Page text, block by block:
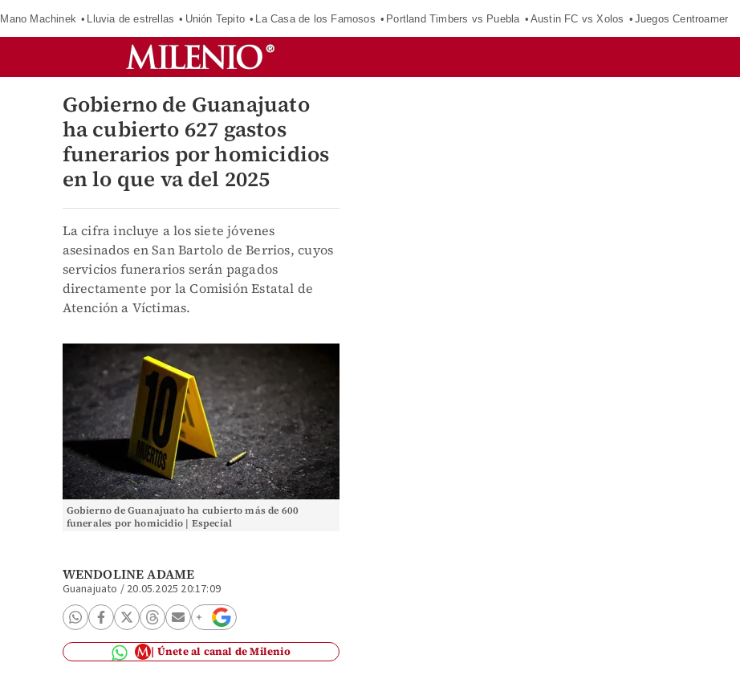
Mano Machinek Lluvia de estrellas Unión Tepito La Casa de los Famosos Portland Timbers vs Puebla Austin FC vs Xolos Juegos
Gobierno de Guanajuato
ha cubierto 627 gastos
funerarios por homicidios
en lo que va del 2025
La cifra incluye a los siete jóvenes
asesinados en San Bartolo de Berrios, cuyos
servicios funerarios serán pagados
directamente por la Comisión Estatal de
Atención a Víctimas.
Gobierno de Guanajuato ha cubierto más de 600
funerales por homicidio | Especial
WENDOLINE ADAME
Guanajuato / 20.05.2025 20:17:09
Únete al canal de Milenio